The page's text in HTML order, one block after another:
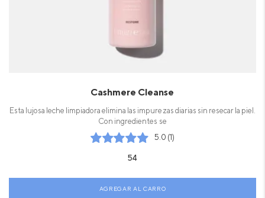
Cashmere Cleanse
Esta lujosa leche limpiadora elimina las impurezas diarias sin resecar la piel.
Con ingredientes se
5.0 (1)
54
AGREGAR AL CARRO